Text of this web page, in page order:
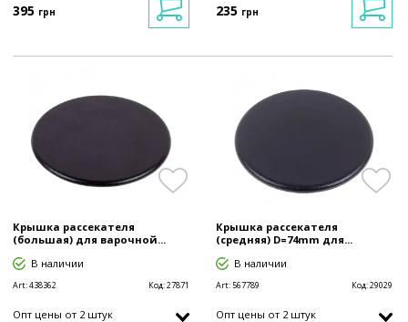
395 грн 235 грн
Крышка рассекателя
(большая) для варочной...
В наличии
Art:438362 Код:27871
Опт цены от 2 штук
Крышка рассекателя
(средняя) D=74mm для...
В наличии
Art:567789 Код:29029
Опт цены от 2 штук